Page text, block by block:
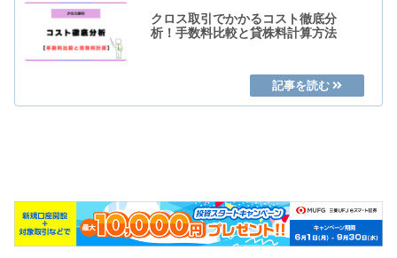
クロス取引でかかるコスト徹底分
析！手数料比較と貸株料計算方法